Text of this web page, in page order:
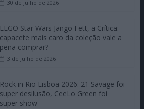
30 de Julho de 2026
LEGO Star Wars Jango Fett, a Crítica:
capacete mais caro da coleção vale a
pena comprar?
3 de Julho de 2026
Rock in Rio Lisboa 2026: 21 Savage foi
super desilusão, CeeLo Green foi
super show